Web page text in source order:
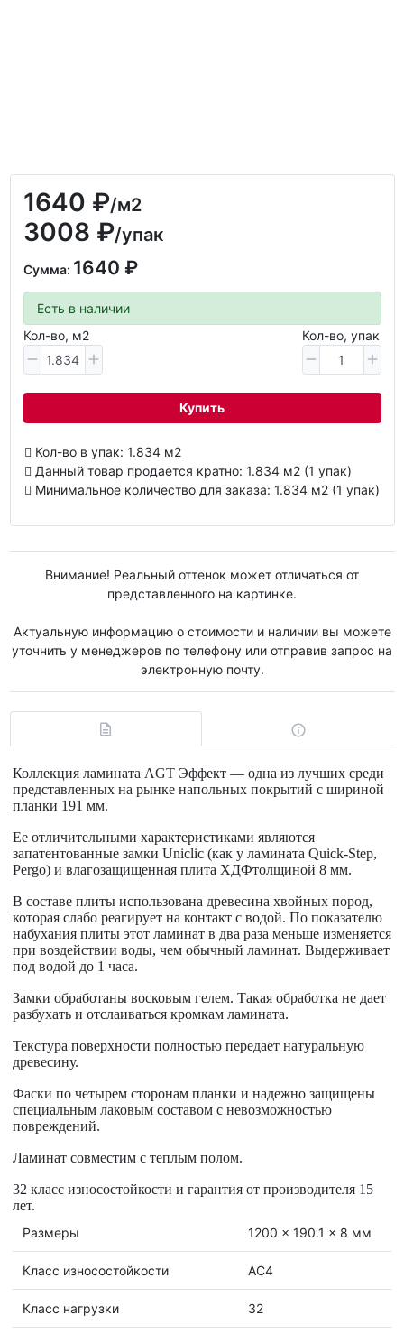
1640 ₽/м2
3008 ₽/упак
Сумма: 1640 ₽
Есть в наличии
Кол-во, м2
Кол-во, упак
Купить
Кол-во в упак: 1.834 м2
Данный товар продается кратно: 1.834 м2 (1 упак)
Минимальное количество для заказа: 1.834 м2 (1 упак)
Внимание! Реальный оттенок может отличаться от
представленного на картинке.
Актуальную информацию о стоимости и наличии вы можете
уточнить у менеджеров по телефону или отправив запрос на
электронную почту.
Коллекция ламината AGT Эффект — одна из лучших среди
представленных на рынке напольных покрытий с шириной
планки 191 мм.
Ее отличительными характеристиками являются
запатентованные замки Uniclic (как у ламината Quick-Step,
Pergo) и влагозащищенная плита ХДФтолщиной 8 мм.
В составе плиты использована древесина хвойных пород,
которая слабо реагирует на контакт с водой. По показателю
набухания плиты этот ламинат в два раза меньше изменяется
при воздействии воды, чем обычный ламинат. Выдерживает
под водой до 1 часа.
Замки обработаны восковым гелем. Такая обработка не дает
разбухать и отслаиваться кромкам ламината.
Текстура поверхности полностью передает натуральную
древесину.
Фаски по четырем сторонам планки и надежно защищены
специальным лаковым составом с невозможностью
повреждений.
Ламинат совместим с теплым полом.
32 класс износостойкости и гарантия от производителя 15
лет.
Размеры
1200 x 190.1 x 8 мм
Класс износостойкости АС4
Класс нагрузки 32